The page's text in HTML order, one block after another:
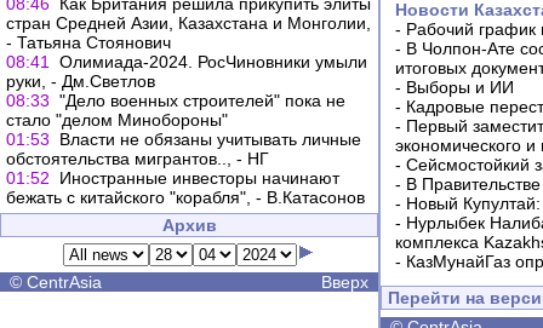
стран Средней Азии, Казахстана и Монголии,
- Татьяна Стоянович
08:41
Олимиада-2024. РосЧиновники умыли
руки, - Дм.Светлов
08:33 "Дело военных строителей" пока не
стало "делом Минобороны"
01:53
Власти не обязаны учитывать личные
обстоятельства мигрантов.., - НГ
01:52
Иностранные инвесторы начинают
бежать с китайского "корабля", - В.Катасонов
Архив
© CentrAsia Вверх
Новости
- Рабочий график
- В Чолпон-Ате
итоговых
- Выборы и ИИ
- Кадровые
- Первый
экономического
- Сейсмостойкий
- В
- Новый
- Нурлыбек
комплекса
- КазМунайГаз
Перейти на